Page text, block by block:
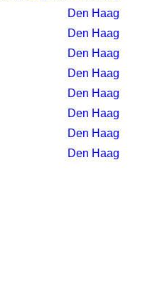
Den Haag
Den Haag
Den Haag
Den Haag
Den Haag
Den Haag
Den Haag
Den Haag